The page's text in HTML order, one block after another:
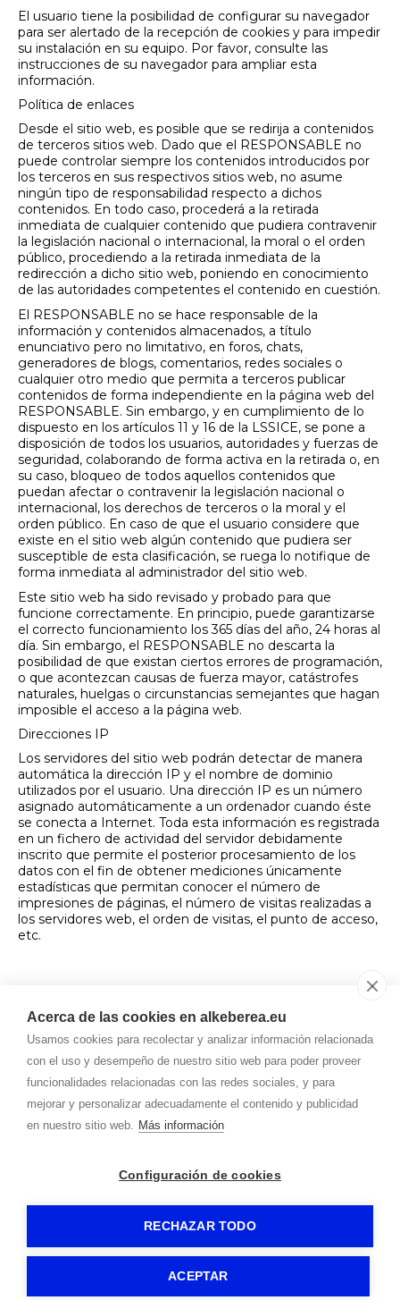
Acerca de las cookies en alkeberea.eu
Usamos cookies para recolectar y analizar información relacionada
con el uso y desempeño de nuestro sitio web para poder proveer
funcionalidades relacionadas con las redes sociales, y para
mejorar y personalizar adecuadamente el contenido y publicidad
en nuestro sitio web. Más información
Configuración de cookies
RECHAZAR TODO
ACEPTAR
El usuario tiene la posibilidad de configurar su navegador
para ser alertado de la recepción de cookies y para impedir
su instalación en su equipo. Por favor, consulte las
instrucciones de su navegador para ampliar esta
información.
Política de enlaces
Desde el sitio web, es posible que se redirija a contenidos
de terceros sitios web. Dado que el RESPONSABLE no
puede controlar siempre los contenidos introducidos por
los terceros en sus respectivos sitios web, no asume
ningún tipo de responsabilidad respecto a dichos
contenidos. En todo caso, procederá a la retirada
inmediata de cualquier contenido que pudiera contravenir
la legislación nacional o internacional, la moral o el orden
público, procediendo a la retirada inmediata de la
redirección a dicho sitio web, poniendo en conocimiento
de las autoridades competentes el contenido en cuestión.
El RESPONSABLE no se hace responsable de la
información y contenidos almacenados, a título
enunciativo pero no limitativo, en foros, chats,
generadores de blogs, comentarios, redes sociales o
cualquier otro medio que permita a terceros publicar
contenidos de forma independiente en la página web del
RESPONSABLE. Sin embargo, y en cumplimiento de lo
dispuesto en los artículos 11 y 16 de la LSSICE, se pone a
disposición de todos los usuarios, autoridades y fuerzas de
seguridad, colaborando de forma activa en la retirada o, en
su caso, bloqueo de todos aquellos contenidos que
puedan afectar o contravenir la legislación nacional o
internacional, los derechos de terceros o la moral y el
orden público. En caso de que el usuario considere que
existe en el sitio web algún contenido que pudiera ser
susceptible de esta clasificación, se ruega lo notifique de
forma inmediata al administrador del sitio web.
Este sitio web ha sido revisado y probado para que
funcione correctamente. En principio, puede garantizarse
el correcto funcionamiento los 365 días del año, 24 horas al
día. Sin embargo, el RESPONSABLE no descarta la
posibilidad de que existan ciertos errores de programación,
o que acontezcan causas de fuerza mayor, catástrofes
naturales, huelgas o circunstancias semejantes que hagan
imposible el acceso a la página web.
Direcciones IP
Los servidores del sitio web podrán detectar de manera
automática la dirección IP y el nombre de dominio
utilizados por el usuario. Una dirección IP es un número
asignado automáticamente a un ordenador cuando éste
se conecta a Internet. Toda esta información es registrada
en un fichero de actividad del servidor debidamente
inscrito que permite el posterior procesamiento de los
datos con el fin de obtener mediciones únicamente
estadísticas que permitan conocer el número de
impresiones de páginas, el número de visitas realizadas a
los servidores web, el orden de visitas, el punto de acceso,
etc.
Para la resolución de todas las controversias o cuestiones
relacionadas con el presente sitio web o delas actividades
en él desarrolladas, será de aplicación la legislación
española, a la que se someten expresamente las partes,
siendo competentes para la resolución de todos los
conflictos derivados o relacionados con su uso los
Juzgados y Tribunales más cercanos a - 31780 Bera
(Navarra), España.